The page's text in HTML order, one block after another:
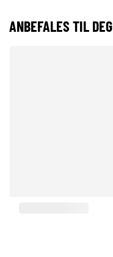
ANBEFALES TIL DEG